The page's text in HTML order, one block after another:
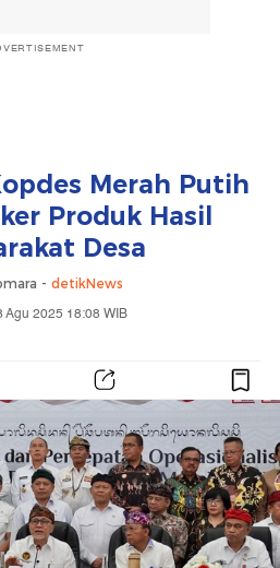
Merah Putih
Produk Hasil
Desa
- detikNews
Agu 2025 18:08 WIB